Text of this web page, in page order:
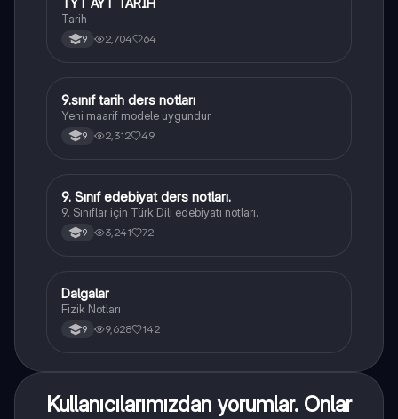
Tarih
Tarih
9 2,704 64
Tarih
9.sınıf tarih ders notları
Yeni maarif modele uygundur
9 2,312 49
Türk Dili ve Edebiyatı
9. Sınıf edebiyat ders notları.
9. Sınıflar için Türk Dili edebiyatı notları.
9 3,241 72
Fizik
Dalgalar
Fizik Notları
9 9,628 142
Kullanıcılarımızdan yorumlar. Onlar